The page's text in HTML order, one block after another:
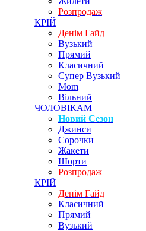
Розпродаж
КРІЙ
Денім Гайд
Вузький
Прямий
Класичний
Супер Вузький
Mom
Вільний
ЧОЛОВІКАМ
Новий Сезон
Джинси
Сорочки
Жакети
Шорти
Розпродаж
КРІЙ
Денім Гайд
Класичний
Прямий
Вузький